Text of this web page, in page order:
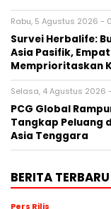
Rabu, 5 Agustus 2026 -
Survei Herbalife:
Asia Pasifik,
Memprioritaskan
Selasa, 4 Agustus 2026 -
PCG Global
Tangkap Peluang
Asia Tenggara
BERITA TERBARU
Pers Rilis